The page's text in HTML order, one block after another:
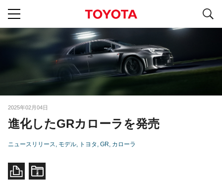
2025年02月04日
進化したGRカローラを発売
ニュースリリース モデル トヨタ GR カローラ